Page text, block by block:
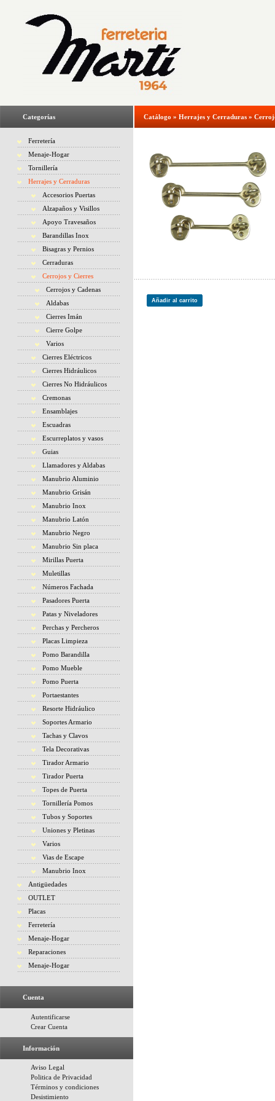
Categorías
Ferretería
Menaje-Hogar
Tornillería
Herrajes y Cerraduras
Accesorios Puertas
Alzapaños y Visillos
Apoyo Travesaños
Barandillas Inox
Bisagras y Pernios
Cerraduras
Cerrojos y Cierres
Cerrojos y Cadenas
Aldabas
Cierres Imán
Cierre Golpe
Varios
Cierres Eléctricos
Cierres Hidráulicos
Cierres No Hidráulicos
Cremonas
Ensamblajes
Escuadras
Escurreplatos y vasos
Guias
Llamadores y Aldabas
Manubrio Aluminio
Manubrio Grisán
Manubrio Inox
Manubrio Latón
Manubrio Negro
Manubrio Sin placa
Mirillas Puerta
Muletillas
Números Fachada
Pasadores Puerta
Patas y Niveladores
Perchas y Percheros
Placas Limpieza
Pomo Barandilla
Pomo Mueble
Pomo Puerta
Portaestantes
Resorte Hidráulico
Soportes Armario
Tachas y Clavos
Tela Decorativas
Tirador Armario
Tirador Puerta
Topes de Puerta
Tornillería Pomos
Tubos y Soportes
Uniones y Pletinas
Varios
Vias de Escape
Manubrio Inox
Antigüedades
OUTLET
Placas
Ferretería
Menaje-Hogar
Reparaciones
Menaje-Hogar
Cuenta
Autentificarse
Crear Cuenta
Información
Aviso Legal
Politica de Privacidad
Términos y condiciones
Desistimiento
Catálogo » Herrajes y Cerraduras »
Añadir al carrito